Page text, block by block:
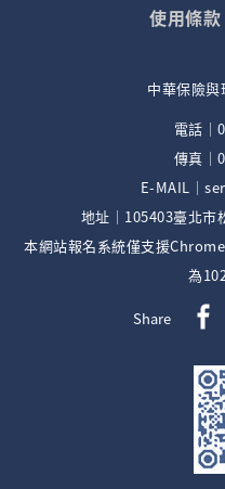
使用條款
中華保險
電話｜
傳真｜
E-MAIL｜
地址｜105403臺北市
本網站報名系統僅支援
為
Share